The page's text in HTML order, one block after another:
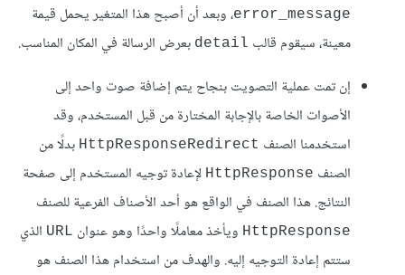
error_message، وبعد أن أصبح هذا المتغير يحمل قيمة
معينة، سيقوم قالب detail بعرض الرسالة في المكان المناسب.
إن تمت عملية التصويت بنجاح يتم إضافة صوت واحد إلى
الأصوات الخاصة بالإجابة المختارة من قبل المستخدم، وقد
استخدمنا الصنف HttpResponseRedirect بدلًا من
الصنف HttpResponse لإعادة توجيه المستخدم إلى صفحة
النتائج. هذا الصنف في الواقع هو أحد الأصناف الفرعية للصنف
HttpResponse ويأخذ معاملًا واحدًا وهو عنوان URL الذي
ستتم إعادة التوجيه إليه. والهدف من استخدام هذا الصنف هو